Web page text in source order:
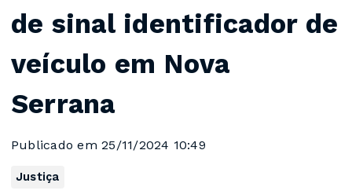
de sinal identificador de
veículo em Nova
Serrana
Publicado em 25/11/2024 10:49
Justiça